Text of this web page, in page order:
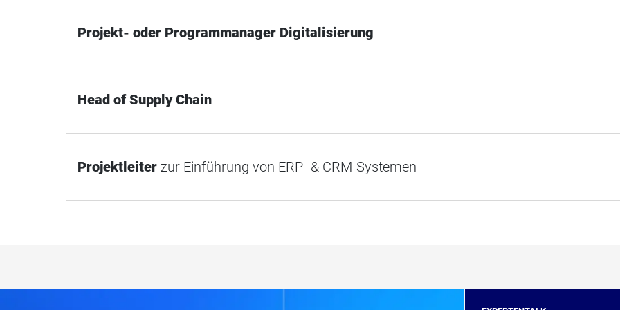
Projekt- oder Programmanager Digitalisierung
Head of Supply Chain
Projektleiter zur Einführung von ERP- & CRM-Systemen